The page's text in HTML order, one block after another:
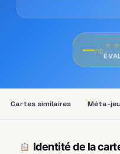
—/10
★ ★
Cartes similaires Méta-jeu
Identité de la